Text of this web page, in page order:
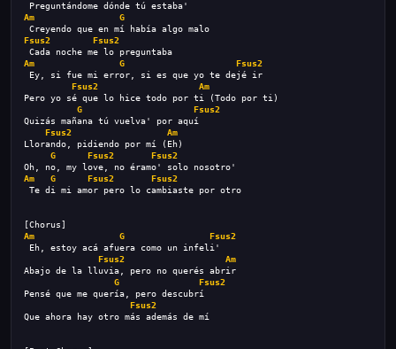
Preguntándome dónde tú estaba'
Am
G
Creyendo que en mí había algo malo
Fsus2
Fsus2
Cada noche me lo preguntaba
Am
G
Fsus2
Ey, si fue mi error, si es que yo te dejé ir
Fsus2
Am
Pero yo sé que lo hice todo por ti (Todo por ti)
G
Fsus2
Quizás mañana tú vuelva' por aquí
Fsus2
Am
Llorando, pidiendo por mí (Eh)
G
Fsus2
Fsus2
Oh, no, my love, no éramo' solo nosotro'
Am
G Fsus2
Fsus2
Te di mi amor pero lo cambiaste por otro
[Chorus]
Am
G
Fsus2
Eh, estoy acá afuera como un infeli'
Fsus2
Am
Abajo de la lluvia, pero no querés abrir
G
Fsus2
Pensé que me quería, pero descubrí
Fsus2
Que ahora hay otro más además de mí